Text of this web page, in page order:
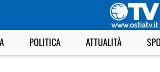
POLITICA ATTUALITÀ